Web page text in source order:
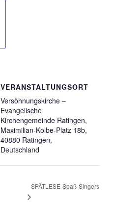
VERANSTALTUNGSORT
Versöhnungskirche –
Evangelische
Kirchengemeinde Ratingen,
Maximilian-Kolbe-Platz 18b,
40880 Ratingen,
Deutschland
SPÄTLESE-Spaß-Singers